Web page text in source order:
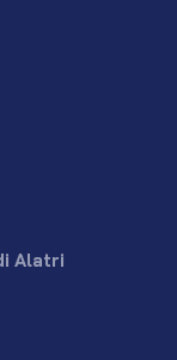
Alatri